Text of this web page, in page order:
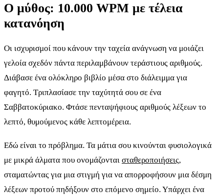
Ο μύθος: 10.000 WPM με τέλεια
κατανόηση
Οι ισχυρισμοί που κάνουν την ταχεία ανάγνωση να μοιάζει
γελοία σχεδόν πάντα περιλαμβάνουν τεράστιους αριθμούς.
Διάβασε ένα ολόκληρο βιβλίο μέσα στο διάλειμμα για
φαγητό. Τριπλασίασε την ταχύτητά σου σε ένα
Σαββατοκύριακο. Φτάσε πενταψήφιους αριθμούς λέξεων το
λεπτό, θυμούμενος κάθε λεπτομέρεια.
Εδώ είναι το πρόβλημα. Τα μάτια σου κινούνται φυσιολογικά
με μικρά άλματα που ονομάζονται σταθεροποιήσεις,
σταματώντας για μια στιγμή για να απορροφήσουν μια δέσμη
λέξεων προτού πηδήξουν στο επόμενο σημείο. Υπάρχει ένα